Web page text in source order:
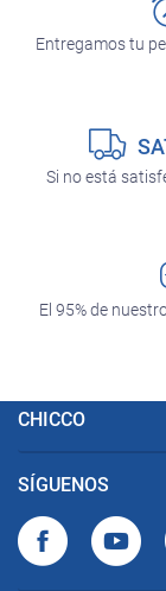
Entregamos tu
Si no está
El 95% de
CHICCO
SÍGUENOS